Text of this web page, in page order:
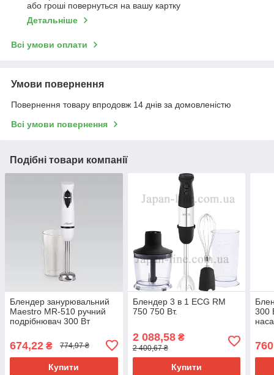
або гроші повернуться на вашу картку
Детальніше
Всі умови оплати
Умови повернення
Повернення товару впродовж 14 днів за домовленістю
Всі умови повернення
Подібні товари компанії
Блендер занурювальний
Maestro MR-510 ручний
подрібнювач 300 Вт
674,22 ₴ 774,97 ₴
Купити
Блендер 3 в 1 ECG RM
750 750 Вт.
2 088,58₴
2 400,67 ₴
Купити
300
для